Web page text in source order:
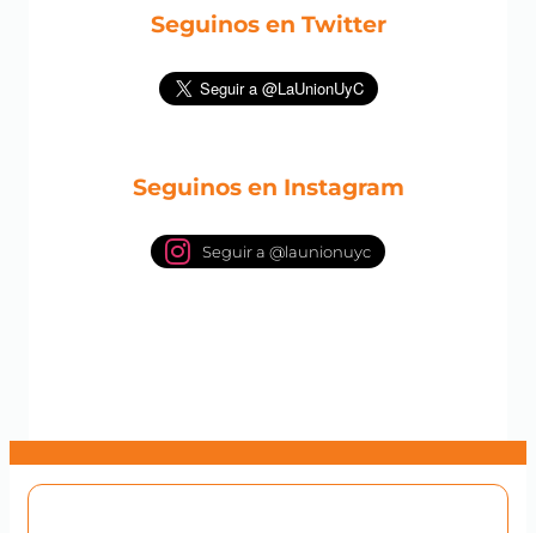
Seguinos en Twitter
Seguinos en Instagram
Seguir a @launionuyc